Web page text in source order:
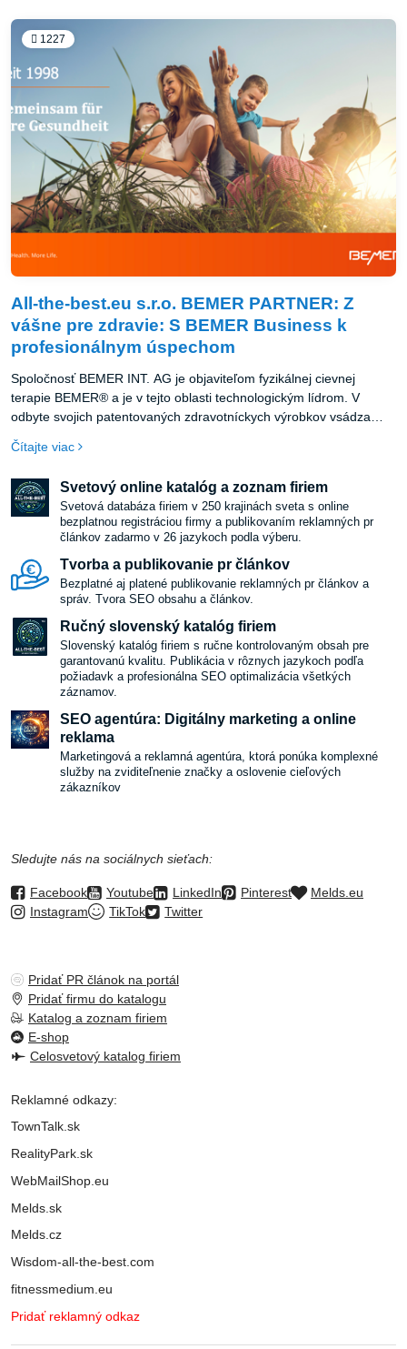
1227
All-the-best.eu s.r.o. BEMER PARTNER: Z
vášne pre zdravie: S BEMER Business k
profesionálnym úspechom
Spoločnosť BEMER INT. AG je objaviteľom fyzikálnej cievnej
terapie BEMER® a je v tejto oblasti technologickým lídrom. V
odbyte svojich patentovaných zdravotníckych výrobkov vsádza
za uplynulé roky silnú mieru rastu a neustále hľadá nových
Čítajte viac
Svetový online katalóg a zoznam firiem
Svetová databáza firiem v 250 krajinách sveta s online
bezplatnou registráciou firmy a publikovaním reklamných pr
článkov zadarmo v 26 jazykoch podla výberu.
Tvorba a publikovanie pr článkov
Bezplatné aj platené publikovanie reklamných pr článkov a
správ. Tvora SEO obsahu a článkov.
Ručný slovenský katalóg firiem
Slovenský katalóg firiem s ručne kontrolovaným obsah pre
garantovanú kvalitu. Publikácia v rôznych jazykoch podľa
požiadavk a profesionálna SEO optimalizácia všetkých
záznamov.
SEO agentúra: Digitálny marketing a online
reklama
Marketingová a reklamná agentúra, ktorá ponúka komplexné
služby na zviditeľnenie značky a oslovenie cieľových
zákazníkov
Sledujte nás na sociálnych sieťach:
Facebook Youtube LinkedIn Pinterest
Melds.eu
Instagram
TikTok Twitter
Pridať PR článok na portál
Pridať firmu do katalogu
Katalog a zoznam firiem
E-shop
Celosvetový katalog firiem
Reklamné odkazy:
TownTalk.sk
RealityPark.sk
WebMailShop.eu
Melds.sk
Melds.cz
Wisdom-all-the-best.com
fitnessmedium.eu
Pridať reklamný odkaz